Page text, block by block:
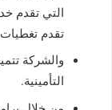
التي تقدم
تقدم
والشركة
التأمينية.